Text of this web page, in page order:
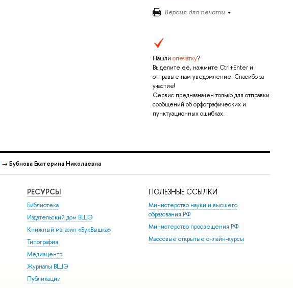
Версия для печати
Нашли опечатку?
Выделите её, нажмите Ctrl+Enter и
отправьте нам уведомление. Спасибо за
участие!
Сервис предназначен только для отправки
сообщений об орфографических и
пунктуационных ошибках.
→ Бубнова Екатерина Николаевна
РЕСУРСЫ
Библиотека
Издательский дом ВШЭ
Книжный магазин «БукВышка»
Типография
Медиацентр
Журналы ВШЭ
Публикации
ПОЛЕЗНЫЕ ССЫЛКИ
Министерство науки и высшего
образования РФ
Министерство просвещения РФ
Массовые открытые онлайн-курсы